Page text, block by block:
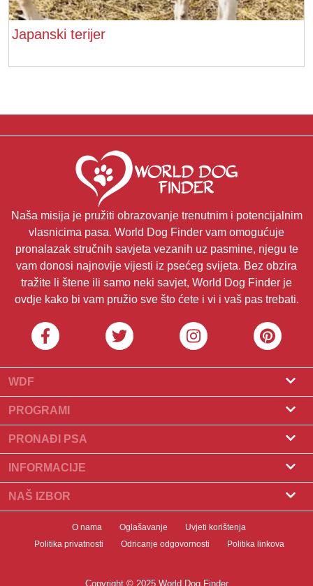
Japanski terijer
Naša misija je pružiti obrazovanje trenutnim i potencijalnim
vlasnicima pasa. World Dog Finder vam omogućuje
pronalazak stručnih savjeta vezanih uz pasmine, njegu te
vam donosi najnovije vijesti iz psećeg svijeta. Bez obzira
tražite li štene ili samo neki savjet, World Dog Finder je
ovdje kako bi vam pružio sve što ćete i vi i vaš pas trebati.
WDF
O nama
Što je World Dog Finder
Koje saveze prihvaćamo?
Kontakt
Naši partneri
Banneri
PROGRAMI
Program za uzgajivače
Program za groomere
PRONAĐI PSA
Pronađite uzgajivača
Psi na prodaju
Pronađite leglo
Udomljavanje pasa
INFORMACIJE
Pasmine
Popularni članci
NAŠ IZBOR
10 najboljih pasa za stanove
O nama Oglašavanje
Uvjeti korištenja
Politika privatnosti
Odricanje odgovornosti Politika linkova
Copyright © 2025 World Dog Finder